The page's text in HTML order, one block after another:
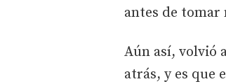
antes de tomar
Aún así, volvió
atrás, y es que